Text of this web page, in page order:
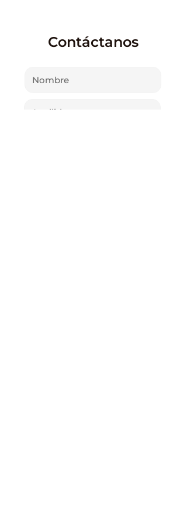
Contáctanos